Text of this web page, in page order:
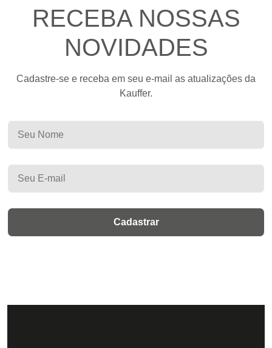
RECEBA NOSSAS
NOVIDADES
Cadastre-se e receba em seu e-mail as atualizações da
Kauffer.